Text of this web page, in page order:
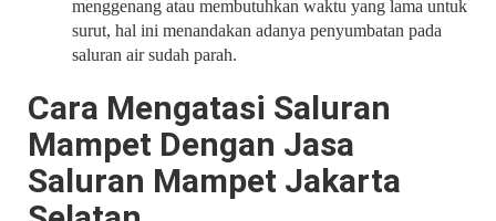
menggenang atau membutuhkan waktu yang lama untuk
surut, hal ini menandakan adanya penyumbatan pada
saluran air sudah parah.
Cara Mengatasi Saluran
Mampet Dengan Jasa
Saluran Mampet Jakarta